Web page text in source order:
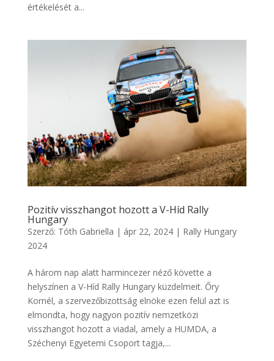
értékelését a...
Pozitív visszhangot hozott a V-Híd Rally
Hungary
Szerző: Tóth Gabriella | ápr 22, 2024| Rally Hungary
2024
A három nap alatt harmincezer néző követte a
helyszínen a V-Híd Rally Hungary küzdelmeit. Őry
Kornél, a szervezőbizottság elnöke ezen felül azt is
elmondta, hogy nagyon pozitív nemzetközi
visszhangot hozott a viadal, amely a HUMDA, a
Széchenyi Egyetemi Csoport tagja,...